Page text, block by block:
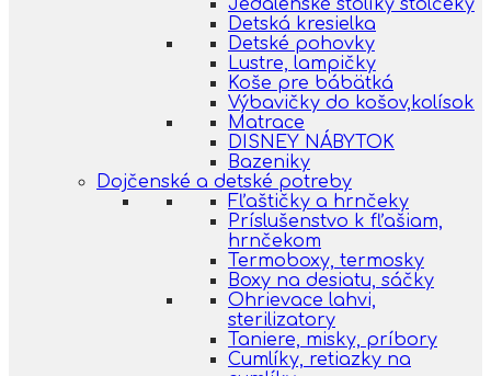
Jedálenské stolíky stolčeky
Detská kresielka
Detské pohovky
Lustre, lampičky
Koše pre bábätká
Výbavičky do košov,kolísok
Matrace
DISNEY NÁBYTOK
Bazeniky
Dojčenské a detské potreby
Fľaštičky a hrnčeky
Príslušenstvo k fľašiam,
hrnčekom
Termoboxy, termosky
Boxy na desiatu, sáčky
Ohrievace lahvi,
sterilizatory
Taniere, misky, príbory
Cumlíky, retiazky na